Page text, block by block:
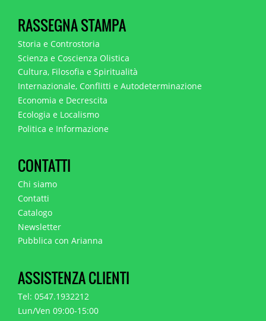
RASSEGNA STAMPA
Storia e Controstoria
Scienza e Coscienza Olistica
Cultura, Filosofia e Spiritualità
Internazionale, Conflitti e Autodeterminazione
Economia e Decrescita
Ecologia e Localismo
Politica e Informazione
CONTATTI
Chi siamo
Contatti
Catalogo
Newsletter
Pubblica con Arianna
ASSISTENZA CLIENTI
Tel: 0547.1932212
Lun/Ven 09:00-15:00